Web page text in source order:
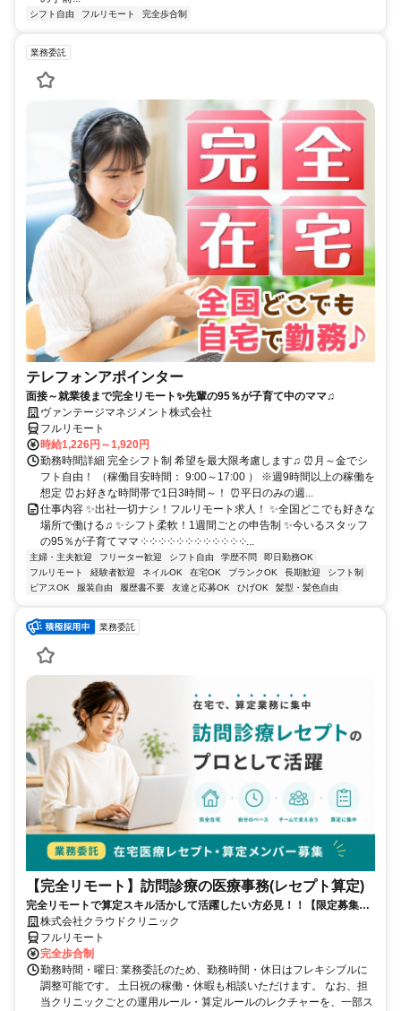
シフト自由 フルリモート 完全歩合制
業務委託
テレフォンアポインター
面接～就業後まで完全リモート✨先輩の95％が子育て中のママ♫
ヴァンテージマネジメント株式会社
フルリモート
時給1,226円～1,920円
勤務時間詳細 完全シフト制 希望を最大限考慮します♫ ⏰月～金でシ
フト自由！ （稼働目安時間： 9:00～17:00 ） ※週9時間以上の稼働を
想定 ⏰お好きな時間帯で1日3時間～！ ⏰平日のみの週...
仕事内容 ✨出社一切ナシ！フルリモート求人！ ✨全国どこでも好きな
場所で働ける♫ ✨シフト柔軟！1週間ごとの申告制 ✨今いるスタッフ
の95％が子育てママ ༶ ༶ ༶ ༶ ༶ ༶ ༶ ༶ ༶ ༶ ༶ ༶...
主婦・主夫歓迎 フリーター歓迎 シフト自由 学歴不問
即日勤務OK
フルリモート
経験者歓迎 ネイルOK 在宅OK ブランクOK 長期歓迎
シフト制
ピアスOK
服装自由 履歴書不要 友達と応募OK ひげOK 髪型・髪色自由
業務委託
【完全リモート】訪問診療の医療事務(レセプト算定)
完全リモートで算定スキル活かして活躍したい方必見！！【限定募集】
完全リモート｜在宅医療レセプト算定（成果報酬型／業務委託）
株式会社クラウドクリニック
フルリモート
完全歩合制
勤務時間・曜日: 業務委託のため、勤務時間・休日はフレキシブルに
調整可能です。 土日祝の稼働・休暇も相談いただけます。 なお、担
当クリニックごとの運用ルール・算定ルールのレクチャーを、一部ス